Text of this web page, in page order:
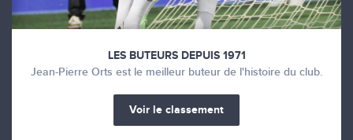
LES BUTEURS DEPUIS 1971
Jean-Pierre Orts est le meilleur buteur de l'histoire du club.
Voir le classement